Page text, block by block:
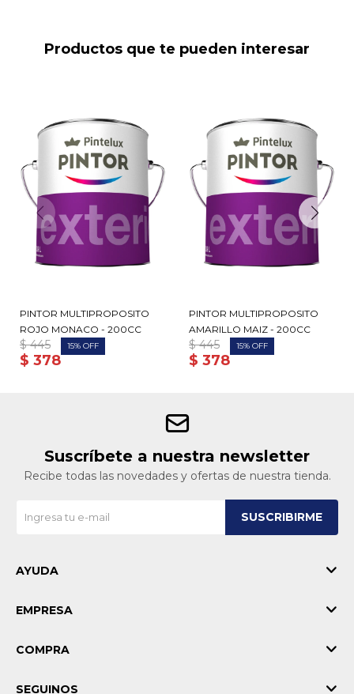
Productos que te pueden interesar
PINTOR MULTIPROPOSITO
ROJO MONACO - 200CC
$ 378
$ 445 15
PINTOR MULTIPROPOSITO
AMARILLO MAIZ - 200CC
$ 378
$ 445 15
Suscríbete a nuestra newsletter
Recibe todas las novedades y ofertas de nuestra tienda.
SUSCRIBIRME
AYUDA
EMPRESA
COMPRA
SEGUINOS